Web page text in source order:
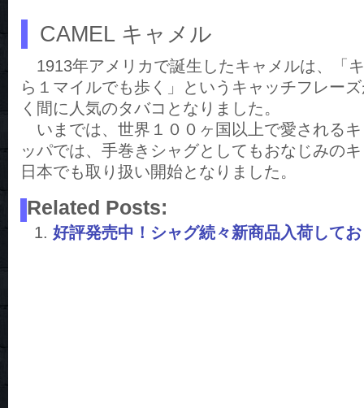
CAMEL キャメル
1913年アメリカで誕生したキャメルは、「
ら１マイルでも歩く」というキャッチフレー
く間に人気のタバコとなりました。
いまでは、世界１００ヶ国以上で愛される
ッパでは、手巻きシャグとしてもおなじみの
日本でも取り扱い開始となりました。
Related Posts:
好評発売中！シャグ続々新商品入荷して